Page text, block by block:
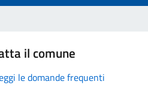
il comune
le domande frequenti